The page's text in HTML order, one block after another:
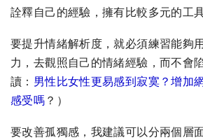
詮釋自己的經驗，擁有比較多元的工
要提升情緒解析度，就必須練習能夠
力，去觀照自己的情緒經驗，而不會
讀： 男性比女性更易感到寂寞？增加
感受嗎 ？）
要改善孤獨感，我建議可以分兩個層